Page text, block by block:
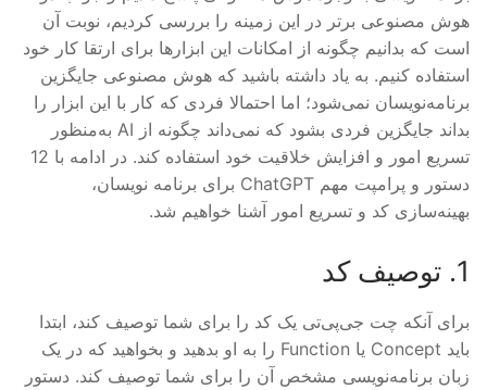
هوش مصنوعی برتر در این زمینه را بررسی کردیم، نوبت آن
است که بدانیم چگونه از امکانات این ابزارها برای ارتقا کار خود
استفاده کنیم. به یاد داشته باشید که هوش مصنوعی جایگزین
برنامه‌نویسان نمی‌شود؛ اما احتمالا فردی که کار با این ابزار را
بداند جایگزین فردی بشود که نمی‌داند چگونه از AI به‌منظور
تسریع امور و افزایش خلاقیت خود استفاده کند. در ادامه با 12
دستور و پرامپت مهم ChatGPT برای برنامه نویسان،
بهینه‌سازی کد و تسریع امور آشنا خواهیم شد.
1. توصیف کد
برای آنکه چت جی‌پی‌تی یک کد را برای شما توصیف کند، ابتدا
باید Concept یا Function را به او بدهید و بخواهید که در یک
زبان برنامه‌نویسی مشخص آن را برای شما توصیف کند. دستور